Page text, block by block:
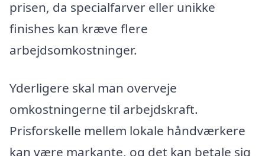
prisen, da specialfarver eller unikke
finishes kan kræve flere
arbejdsomkostninger.
Yderligere skal man overveje
omkostningerne til arbejdskraft.
Prisforskelle mellem lokale håndværkere
kan være markante, og det kan betale sig